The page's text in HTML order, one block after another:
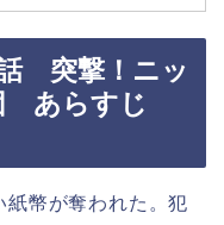
突撃！ニッ
あらすじ
紙幣が奪われた。犯